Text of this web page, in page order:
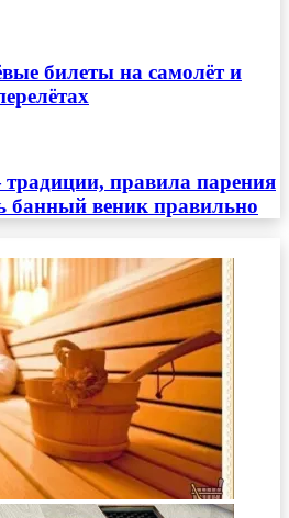
билеты на самолёт и
правила парения
банный веник правильно